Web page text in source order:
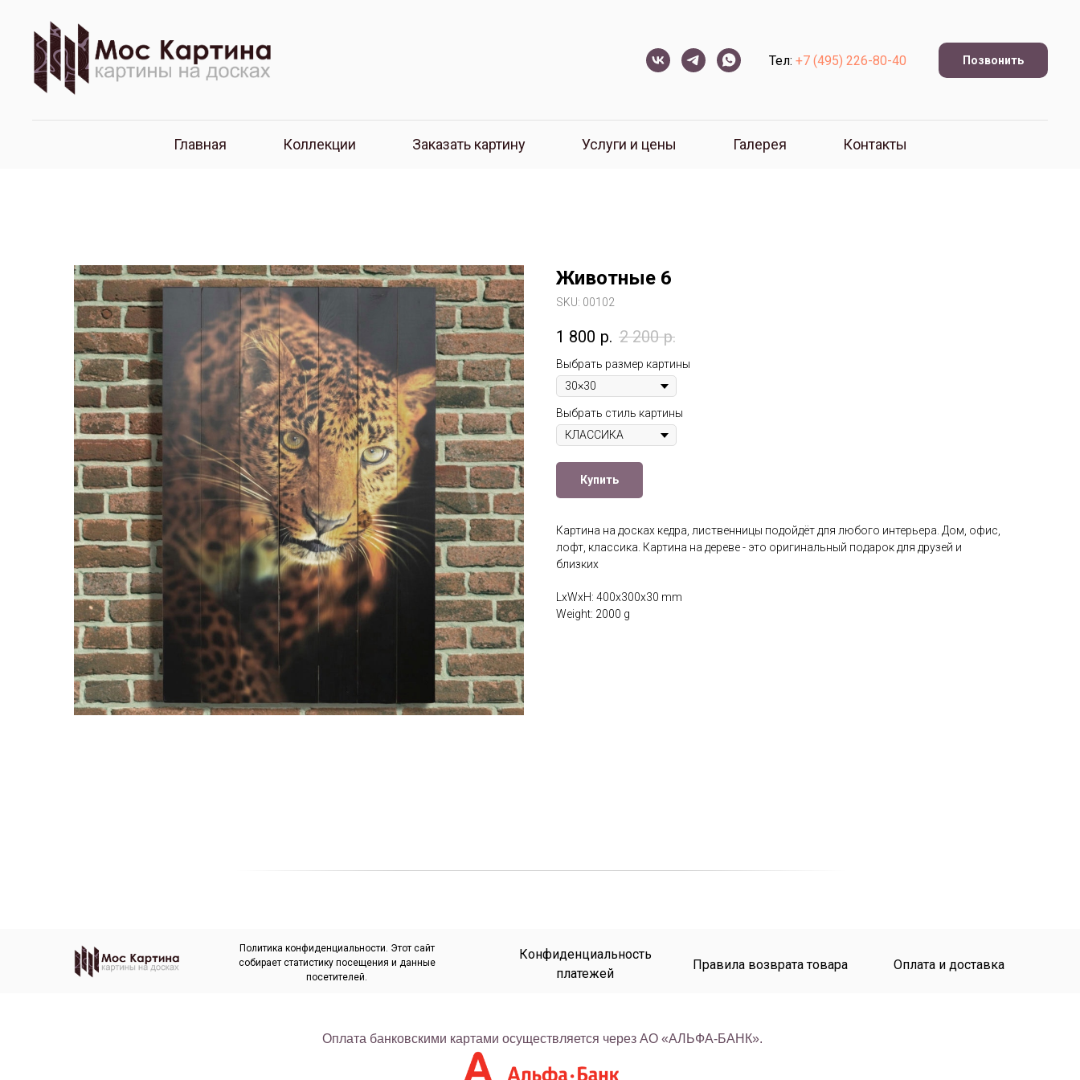
Тел: +7 (495) 226-80-40 Позвонить
Главная Коллекции Заказать картину Услуги и цены Галерея Контакты
Животные 6
SKU: 00102
1 800 р. 2 200 р.
Выбрать размер картины
Выбрать стиль картины
Купить
Картина на досках кедра, лиственницы подойдёт для любого интерьера. Дом, офис,
лофт, классика. Картина на дереве - это оригинальный подарок для друзей и
близких
LxWxH: 400x300x30 mm
Weight: 2000 g
Конфиденциальность
платежей
Правила возврата товара Оплата и доставка
Политика конфиденциальности. Этот сайт
собирает статистику посещения и данные
посетителей.
Оплата банковскими картами осуществляется через АО «АЛЬФА-БАНК».